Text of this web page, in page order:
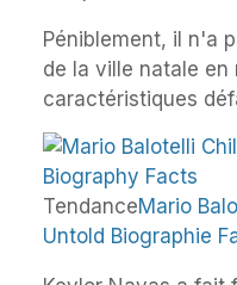
Péniblement, il n'a
de la ville natale en
caractéristiques
TendanceMario
Untold Biographie